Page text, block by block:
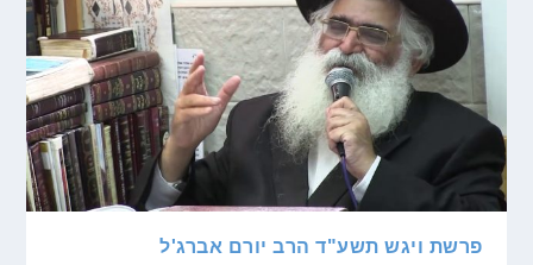
פרשת ויגש תשע"ד הרב יורם אברג'ל